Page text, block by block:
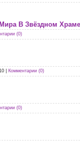
В Звёздном
(0)
Комментарии (0)
(0)